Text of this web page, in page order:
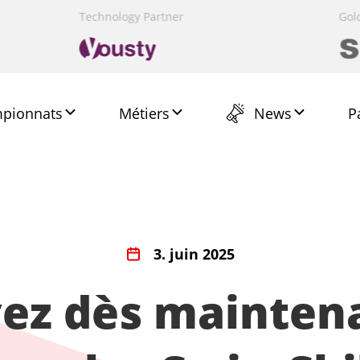
Presenting Partner Host Partner
Technology Partner
Gold Partner
Métiers News
3. juin 2025
dès